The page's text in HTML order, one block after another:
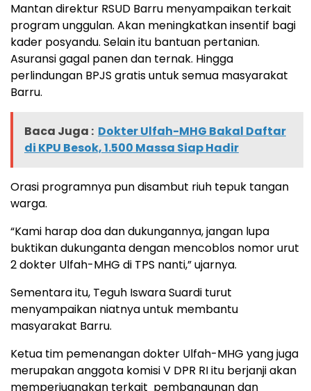
Mantan direktur RSUD Barru menyampaikan terkait
program unggulan. Akan meningkatkan insentif bagi
kader posyandu. Selain itu bantuan pertanian.
Asuransi gagal panen dan ternak. Hingga
perlindungan BPJS gratis untuk semua masyarakat
Barru.
Baca Juga : Dokter Ulfah-MHG Bakal Daftar
di KPU Besok, 1.500 Massa Siap Hadir
Orasi programnya pun disambut riuh tepuk tangan
warga.
“Kami harap doa dan dukungannya, jangan lupa
buktikan dukunganta dengan mencoblos nomor urut
2 dokter Ulfah-MHG di TPS nanti,” ujarnya.
Sementara itu, Teguh Iswara Suardi turut
menyampaikan niatnya untuk membantu
masyarakat Barru.
Ketua tim pemenangan dokter Ulfah-MHG yang juga
merupakan anggota komisi V DPR RI itu berjanji akan
memperjuangkan terkait pembangunan dan